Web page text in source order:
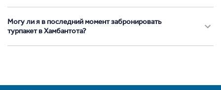
Могу ли я в последний момент забронировать
турпакет в Хамбантота?